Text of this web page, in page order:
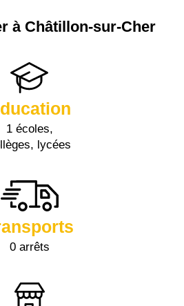
à Châtillon-sur-Cher
1 écoles,
lycées
0 arrêts